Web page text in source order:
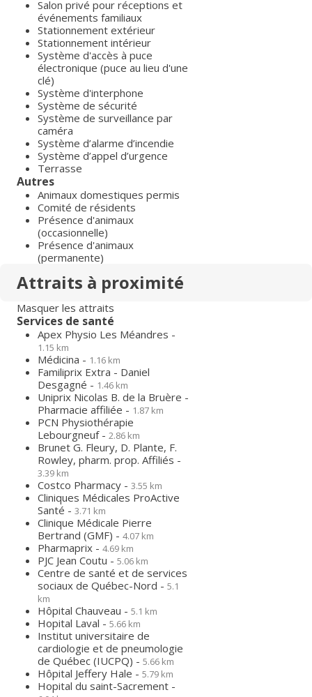
Salon privé pour réceptions et
événements familiaux
Stationnement extérieur
Stationnement intérieur
Système d'accès à puce
électronique (puce au lieu d'une
clé)
Système d'interphone
Système de sécurité
Système de surveillance par
caméra
Système d’alarme d’incendie
Système d’appel d’urgence
Terrasse
Autres
Animaux domestiques permis
Comité de résidents
Présence d'animaux
(occasionnelle)
Présence d'animaux
(permanente)
Attraits à proximité
Masquer les attraits
Services de santé
Apex Physio Les Méandres -
1.15 km
Médicina - 1.16 km
Familiprix Extra - Daniel
Desgagné - 1.46 km
Uniprix Nicolas B. de la Bruère -
Pharmacie affiliée - 1.87 km
PCN Physiothérapie
Lebourgneuf - 2.86 km
Brunet G. Fleury, D. Plante, F.
Rowley, pharm. prop. Affiliés -
3.39 km
Costco Pharmacy - 3.55 km
Cliniques Médicales ProActive
Santé - 3.71 km
Clinique Médicale Pierre
Bertrand (GMF) - 4.07 km
Pharmaprix - 4.69 km
PJC Jean Coutu - 5.06 km
Centre de santé et de services
sociaux de Québec-Nord - 5.1
km
Hôpital Chauveau - 5.1 km
Hopital Laval - 5.66 km
Institut universitaire de
cardiologie et de pneumologie
de Québec (IUCPQ) - 5.66 km
Hôpital Jeffery Hale - 5.79 km
Hopital du saint-Sacrement -